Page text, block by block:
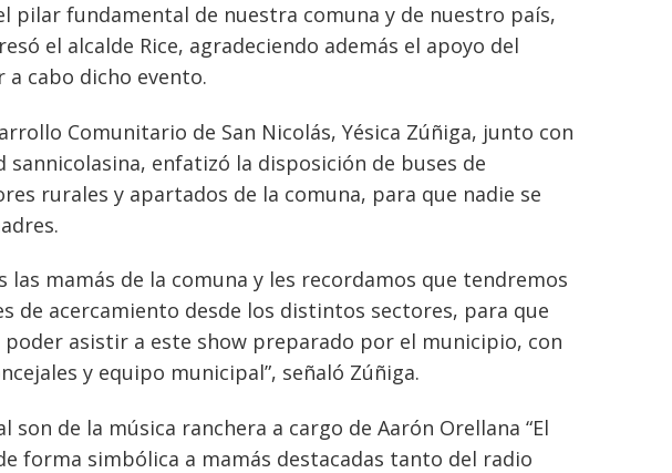
pilar fundamental de nuestra comuna y de nuestro país,
el alcalde Rice, agradeciendo además el apoyo del
cabo dicho evento.
Comunitario de San Nicolás, Yésica Zúñiga, junto con
enfatizó la disposición de buses de
rurales y apartados de la comuna, para que nadie se
mamás de la comuna y les recordamos que tendremos
de acercamiento desde los distintos sectores, para que
asistir a este show preparado por el municipio, con
y equipo municipal”, señaló Zúñiga.
son de la música ranchera a cargo de Aarón Orellana “El
forma simbólica a mamás destacadas tanto del radio